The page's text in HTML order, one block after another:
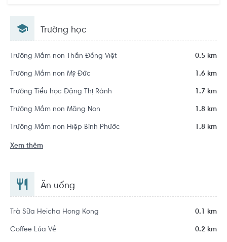
Trường học
Trường Mầm non Thần Đồng Việt 0.5 km
Trường Mầm non Mỹ Đức 1.6 km
Trường Tiểu học Đặng Thị Rành 1.7 km
Trường Mầm non Măng Non 1.8 km
Trường Mầm non Hiệp Bình Phước 1.8 km
Xem thêm
Ăn uống
Trà Sữa Heicha Hong Kong 0.1 km
Coffee Lúa Về 0.2 km